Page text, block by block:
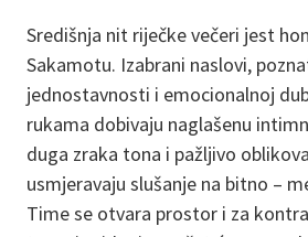
Središnja nit riječke večeri jest
Sakamotu. Izabrani naslovi,
jednostavnosti i emocionalnoj
rukama dobivaju naglašenu
duga zraka tona i pažljivo
usmjeravaju slušanje na bitno –
Time se otvara prostor i za